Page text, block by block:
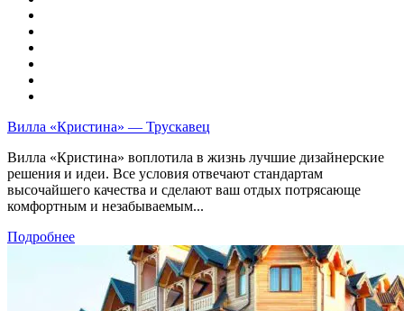
Вилла «Кристина» — Трускавец
Вилла «Кристина» воплотила в жизнь лучшие дизайнерские
решения и идеи. Все условия отвечают стандартам
высочайшего качества и сделают ваш отдых потрясающе
комфортным и незабываемым...
Подробнее